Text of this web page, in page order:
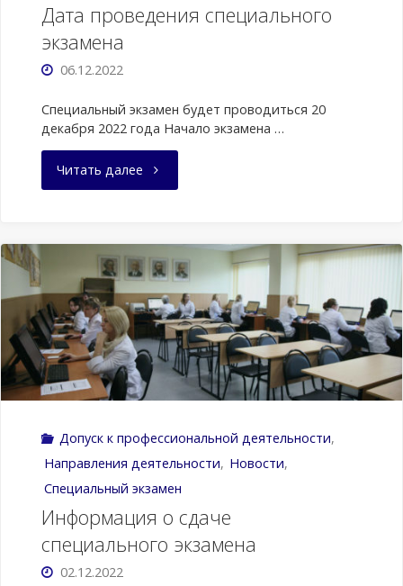
Дата проведения специального
экзамена
06.12.2022
Специальный экзамен будет проводиться 20
декабря 2022 года Начало экзамена …
Читать далее"Дата
специального
экзамена"
Допуск к профессиональной деятельности,
Направления деятельности, Новости,
Специальный экзамен
Информация о сдаче
специального экзамена
02.12.2022